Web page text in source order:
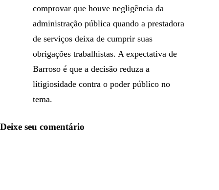
comprovar que houve negligência da
administração pública quando a prestadora
de serviços deixa de cumprir suas
obrigações trabalhistas. A expectativa de
Barroso é que a decisão reduza a
litigiosidade contra o poder público no
tema.
Deixe seu comentário